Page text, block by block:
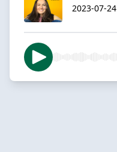
2023-07-24